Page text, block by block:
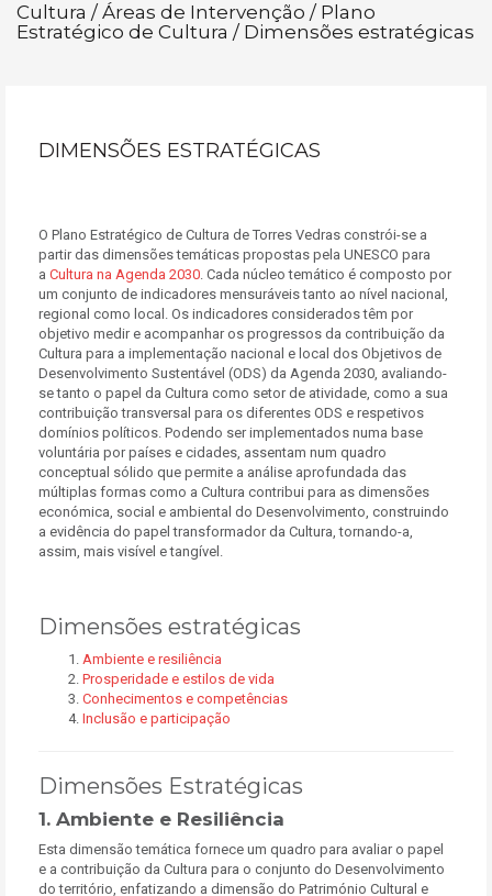
Cultura / Áreas de Intervenção / Plano
Estratégico de Cultura / Dimensões estratégicas
DIMENSÕES ESTRATÉGICAS
O Plano Estratégico de Cultura de Torres Vedras constrói-se a
partir das dimensões temáticas propostas pela UNESCO para
a Cultura na Agenda 2030. Cada núcleo temático é composto por
um conjunto de indicadores mensuráveis tanto ao nível nacional,
regional como local. Os indicadores considerados têm por
objetivo medir e acompanhar os progressos da contribuição da
Cultura para a implementação nacional e local dos Objetivos de
Desenvolvimento Sustentável (ODS) da Agenda 2030, avaliando-
se tanto o papel da Cultura como setor de atividade, como a sua
contribuição transversal para os diferentes ODS e respetivos
domínios políticos. Podendo ser implementados numa base
voluntária por países e cidades, assentam num quadro
conceptual sólido que permite a análise aprofundada das
múltiplas formas como a Cultura contribui para as dimensões
económica, social e ambiental do Desenvolvimento, construindo
a evidência do papel transformador da Cultura, tornando-a,
assim, mais visível e tangível.
Dimensões estratégicas
Ambiente e resiliência
Prosperidade e estilos de vida
Conhecimentos e competências
Inclusão e participação
Dimensões Estratégicas
1. Ambiente e Resiliência
Esta dimensão temática fornece um quadro para avaliar o papel
e a contribuição da Cultura para o conjunto do Desenvolvimento
do território, enfatizando a dimensão do Património Cultural e